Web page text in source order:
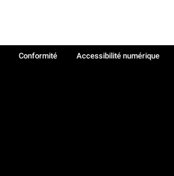
Conformité
Accessibilité numérique